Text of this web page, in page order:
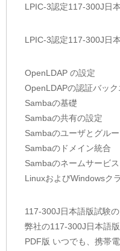
LPIC-3認定117-300J日
LPIC-3認定117-300J日
OpenLDAP の設定
OpenLDAPの認証バッ
Sambaの基礎
Sambaの共有の設定
Sambaのユーザとグル
Sambaのドメイン統合
Sambaのネームサービス
LinuxおよびWindowsク
117-300J日本語版試験
弊社の117-300J日本語
PDF版 いつでも、携帯